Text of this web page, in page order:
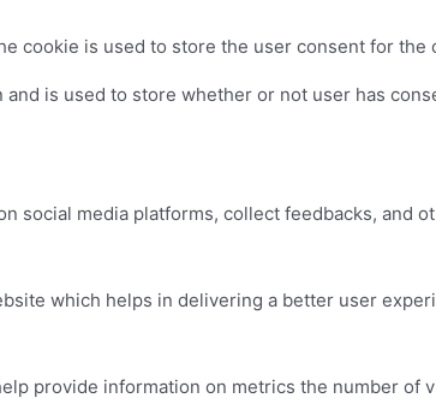
cookie is used to store the user consent for
is used to store whether or not user has
social media platforms, collect feedbacks, and
which helps in delivering a better user
provide information on metrics the number of